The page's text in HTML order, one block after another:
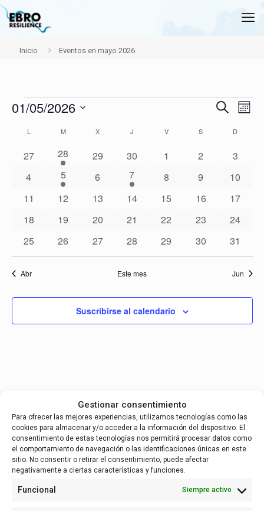
Gestionar consentimiento
Para ofrecer las mejores experiencias, utilizamos tecnologías como las
cookies para almacenar y/o acceder a la información del dispositivo. El
consentimiento de estas tecnologías nos permitirá procesar datos como
el comportamiento de navegación o las identificaciones únicas en este
sitio. No consentir o retirar el consentimiento, puede afectar
negativamente a ciertas características y funciones.
Funcional Siempre activo
Inicio Eventos en mayo 2026
Eventos
búsqueda
vistas
Eventos
Buscar
de
Mes
01/05/2026
Calendario
Eventos
L MMARTES X MIÉRCOLES
J VVIERNES S D
0
27
1
evento
28
0
29
0
eventos
30
0
1
0
2
0
3
0
4
1
evento
5
0
6
1
evento
7
0
8
0
9
0
10
0
11
0
12
0
13
0
14
0
15
0
16
0
17
0
18
0
19
0
20
0
21
0
22
0
23
0
24
0
eventos
25
0
eventos
26
0
eventos
27
0
eventos
28
0
eventos
29
0
eventos
30
0
eventos
31
Abr Este mes Jun
Suscribirse al calendario
English(Inglés) Español